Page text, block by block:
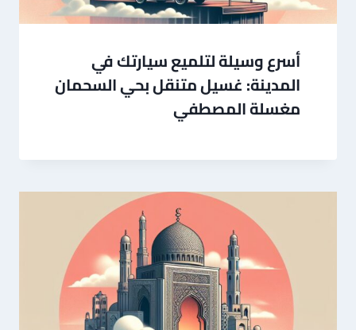
أسرع وسيلة لتلميع سيارتك في
المدينة: غسيل متنقل بحي السحمان
مغسلة المصطفي